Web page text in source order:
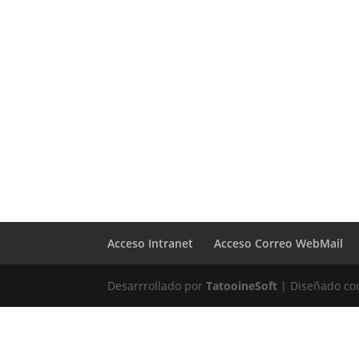
Acceso Intranet Acceso Correo WebMail
Desarrrollado porTatooineSoft | Diseñado